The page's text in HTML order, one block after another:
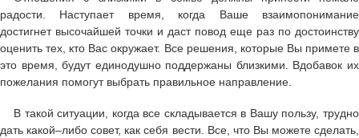
радости. Наступает время, когда Ваше взаимопонимание
достигнет высочайшей точки и даст повод еще раз по достоинству
оценить тех, кто Вас окружает. Все решения, которые Вы примете в
это время, будут единодушно поддержаны близкими. Вдобавок их
пожелания помогут выбрать правильное направление.
В такой ситуации, когда все складывается в Вашу пользу, трудно
дать какой–либо совет, как себя вести. Все, что Вы можете сделать,